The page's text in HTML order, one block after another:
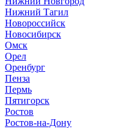
Нижний Тагил
Новороссийск
Новосибирск
Омск
Орел
Оренбург
Пенза
Пермь
Пятигорск
Ростов
Ростов-на-Дону